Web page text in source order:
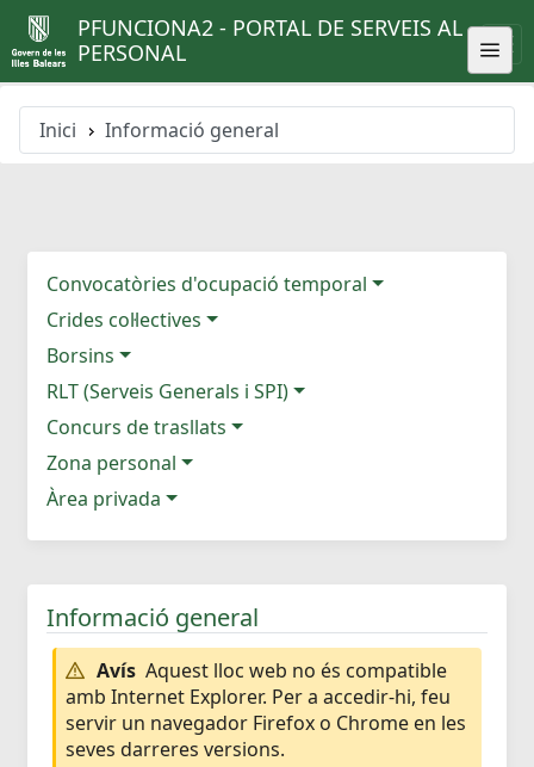
PFUNCIONA2 - PORTAL DE SERVEIS AL
PERSONAL
Inici Informació general
Convocatòries d'ocupació temporal
Crides col·lectives
Borsins
RLT (Serveis Generals i SPI)
Concurs de trasllats
Zona personal
Àrea privada
Informació general
Avís Aquest lloc web no és compatible
amb Internet Explorer. Per a accedir-hi, feu
servir un navegador Firefox o Chrome en les
seves darreres versions.